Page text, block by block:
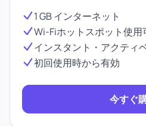
1 GB インターネット
Wi-Fiホットスポット使用
インスタント・アクティ
初回使用時から有効
今すぐ